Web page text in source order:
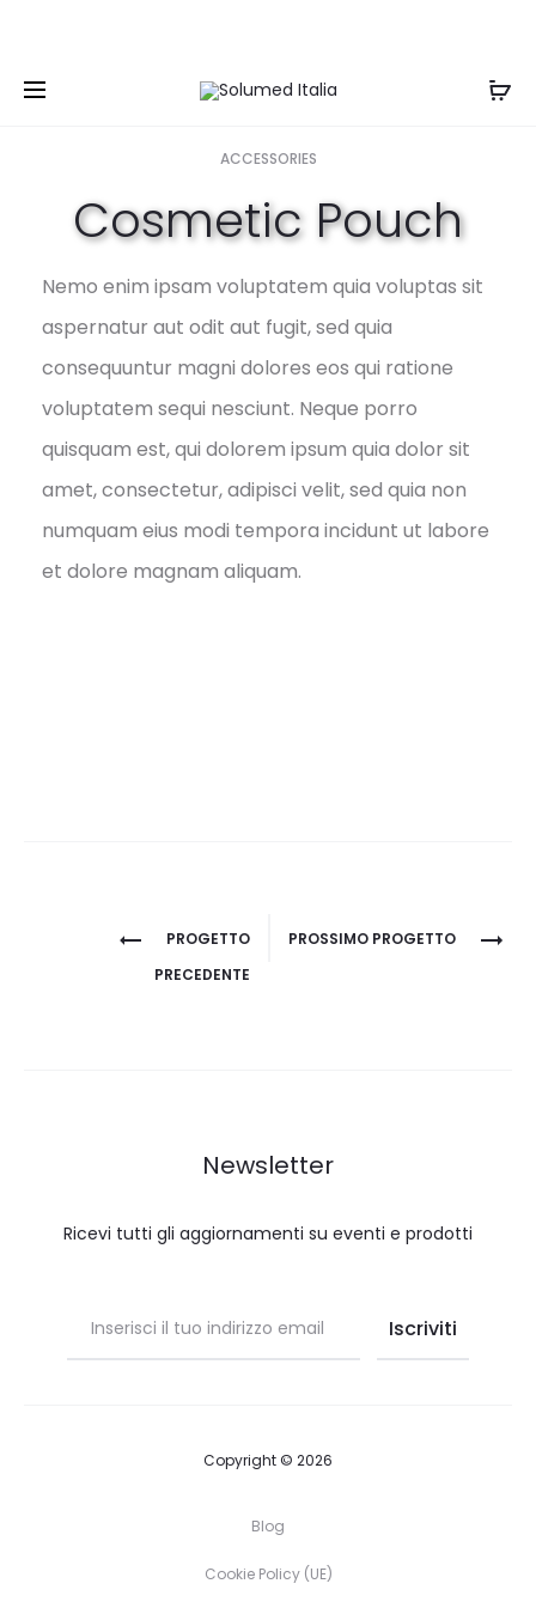
ACCESSORIES
Cosmetic Pouch
Nemo enim ipsam voluptatem quia voluptas sit
aspernatur aut odit aut fugit, sed quia
consequuntur magni dolores eos qui ratione
voluptatem sequi nesciunt. Neque porro
quisquam est, qui dolorem ipsum quia dolor sit
amet, consectetur, adipisci velit, sed quia non
numquam eius modi tempora incidunt ut labore
et dolore magnam aliquam.
Navigazione
PROGETTO
PRECEDENTE
PROSSIMO PROGETTO
Newsletter
Ricevi tutti gli aggiornamenti su eventi e prodotti
Copyright © 2026
Blog
Cookie Policy (UE)